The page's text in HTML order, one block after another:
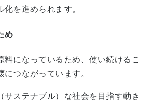
を進められます。
め
料になっているため、使い続けるこ
につながっています。
サステナブル）な社会を目指す動き